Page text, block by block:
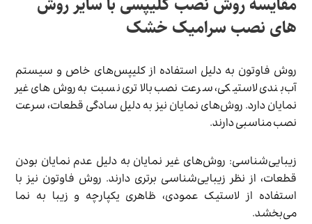
های نصب سرامیک خشک
روش فاوتون به دلیل استفاده از کلیپس‌های خاص و سیستم
آب‌بندی لاستیکی، سرعت نصب بالاتری نسبت به روش‌های غیر
نمایان دارد. روش‌های نمایان نیز به دلیل سادگی قطعات، سرعت
نصب مناسبی دارند.
زیبایی‌شناسی: روش‌های غیر نمایان به دلیل عدم نمایان بودن
قطعات، از نظر زیبایی‌شناسی برتری دارند. روش فاوتون نیز با
استفاده از لاستیک عمودی، ظاهری یکپارچه و زیبا به نما
می‌بخشد.